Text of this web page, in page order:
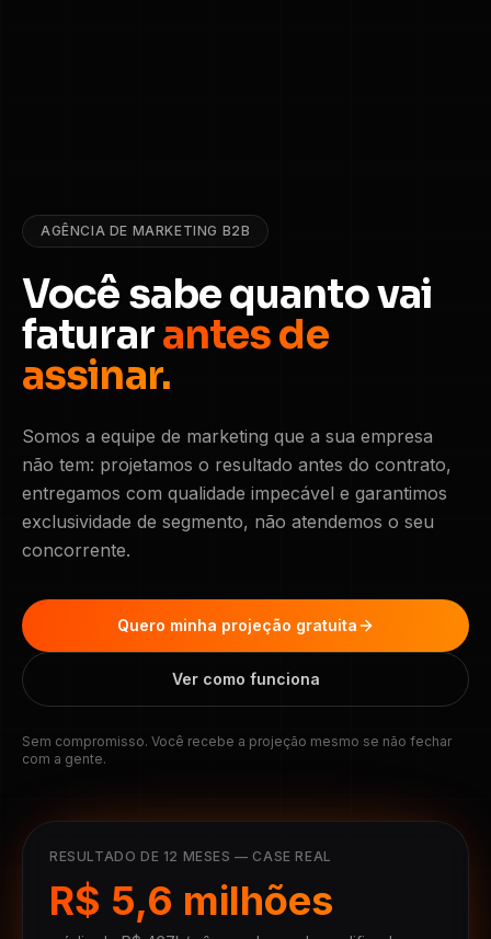
AGÊNCIA DE MARKETING B2B
Você sabe quanto vai
faturarantes de
assinar.
Somos a equipe de marketing que a sua empresa
não tem: projetamos o resultado antes do contrato,
entregamos com qualidade impecável e garantimos
exclusividade de segmento, não atendemos o seu
concorrente.
Quero minha projeção gratuita
Ver como funciona
Sem compromisso. Você recebe a projeção mesmo se não fechar
com a gente.
RESULTADO DE 12 MESES — CASE REAL
R$ 5,6 milhões